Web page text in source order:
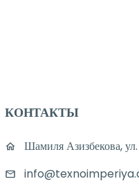
КОНТАКТЫ
Шамиля Азизбекова,